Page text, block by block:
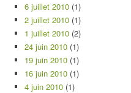
6 juillet 2010 (1)
2 juillet 2010 (1)
1 juillet 2010 (2)
24 juin 2010 (1)
19 juin 2010 (1)
16 juin 2010 (1)
4 juin 2010 (1)